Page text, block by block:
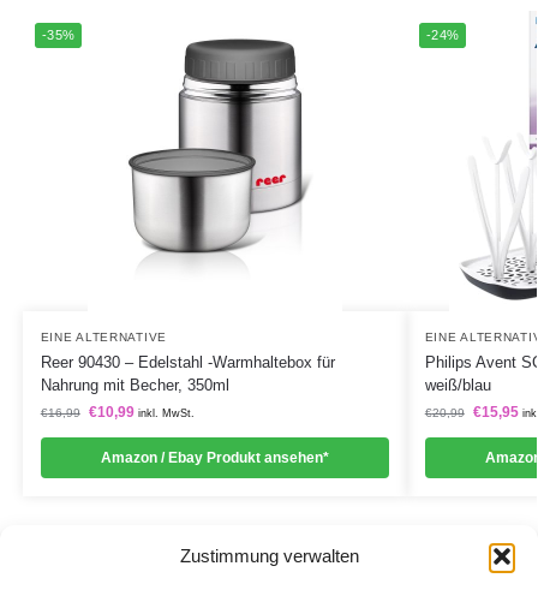
Zustimmung verwalten
-35%
EINE ALTERNATIVE
Reer 90430 – Edelstahl -Warmhaltebox für
Nahrung mit Becher, 350ml
€16,99 €10,99 inkl. MwSt.
Amazon / Ebay Produkt ansehen*
-24%
EINE
Philips Avent
weiß/blau
€20,99 €15,95